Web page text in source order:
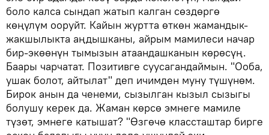
боло калса сындап жатып калган сөздөргө
көңүлүм ооруйт. Кайын журтта өткөн жамандык-
жакшылыкта аңдышканы, айрым мамилеси начар
бир-экөөнүн тымызын атаандашканын көрөсүң.
Баары чарчатат. Позитивге суусагандаймын. "Ооба,
ушак болот, айтылат" деп ичимден муну түшүнөм.
Бирок анын да ченеми, сызылган кызыл сызыгы
болушу керек да. Жаман көрсө эмнеге мамиле
түзөт, эмнеге катышат? "Өзгөчө классташтар бирге